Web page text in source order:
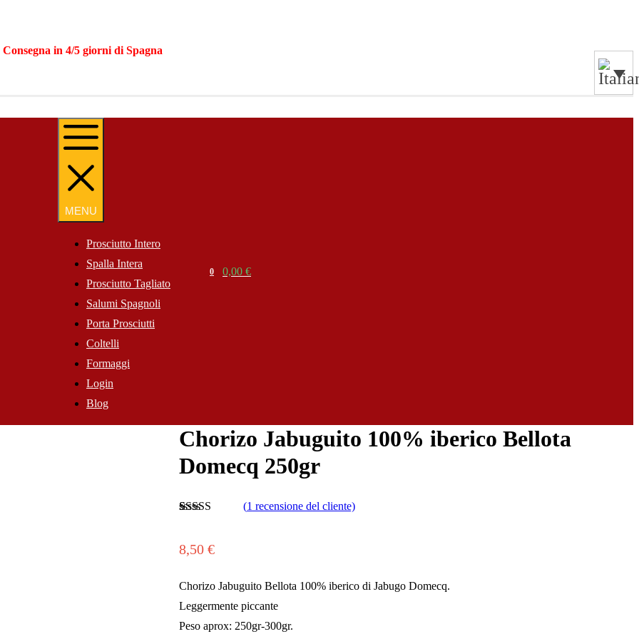
Consegna in 4/5 giorni di Spagna
MENU
MENU
Prosciutto Intero
Spalla Intera
Prosciutto Tagliato
Salumi Spagnoli
Porta Prosciutti
Coltelli
Formaggi
Login
Blog
Search0 0,00 €
Cart
Chorizo Jabuguito 100% iberico Bellota
Domecq 250gr
di recensioni
(1 recensione del cliente)
8,50 €
Chorizo Jabuguito Bellota 100% iberico di Jabugo Domecq.
Leggermente piccante
Peso aprox: 250gr-300gr.